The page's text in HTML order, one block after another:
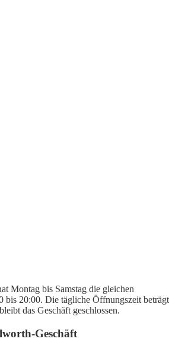
Montag bis Samstag die gleichen
bis 20:00. Die tägliche Öffnungszeit beträgt
das Geschäft geschlossen.
Geschäft